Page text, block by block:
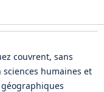
couvrent, sans
humaines et